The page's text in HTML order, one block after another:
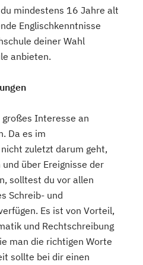
mindestens 16 Jahre alt
Englischkenntnisse
deiner Wahl
anbieten.
Interesse an
Da es im
zuletzt darum geht,
über Ereignisse der
solltest du vor allen
Schreib- und
Es ist von Vorteil,
und Rechtschreibung
man die richtigen Worte
sollte bei dir einen